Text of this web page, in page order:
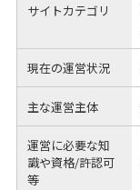
サイトカテゴリ
現在の運営状況
主な運営主体
運営に必要な知
識や資格/許認可
等